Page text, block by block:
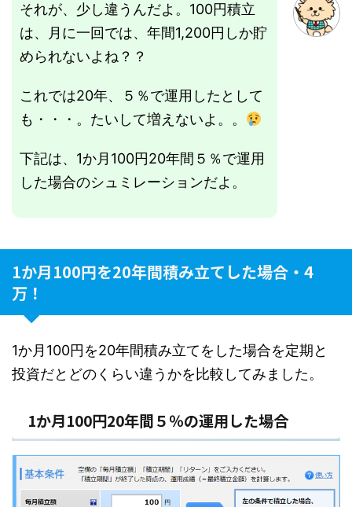
それが、少し違うんだよ。100円積立
は、月に一回では、年間1,200円しか貯
められないよね？？
これでは20年、５％で運用したとして
も・・・。たいして増えないよ。。
下記は、1か月100円20年間５％で運用
した場合のシュミレーションだよ。
1か月100円を20年間積み立てした場合・4
万！
1か月100円を20年間積み立てをした場合を定期と
投資だとどのくらい違うかを比較してみました。
1か月100円20年間５％の運用した場合